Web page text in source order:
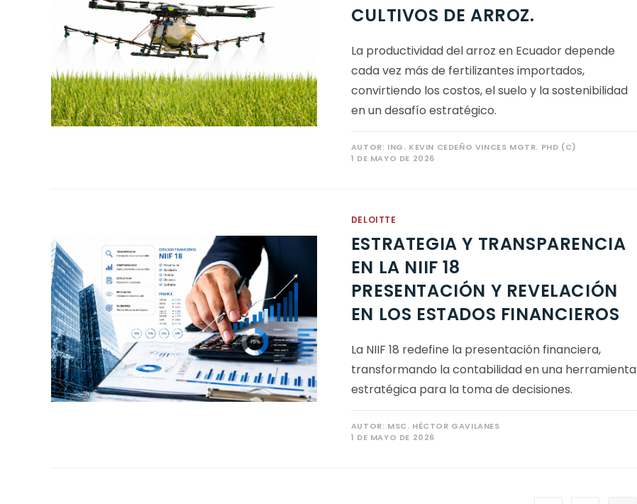
CULTIVOS DE ARROZ.
La productividad del arroz en Ecuador depende
cada vez más de fertilizantes importados,
convirtiendo los costos, el suelo y la sostenibilidad
en un desafío estratégico.
AUTOR: ING. KEVIN CEDEÑO VINCES MGTR. PHD (C)
1 DE MAYO DE 2026
DELOITTE
ESTRATEGIA Y TRANSPARENCIA
EN LA NIIF 18
PRESENTACIÓN Y REVELACIÓN
EN LOS ESTADOS FINANCIEROS
La NIIF 18 redefine la presentación financiera,
transformando la contabilidad en una herramienta
estratégica para la toma de decisiones.
AUTOR: MSC. HÉCTOR GAVILANES
1 DE MAYO DE 2026